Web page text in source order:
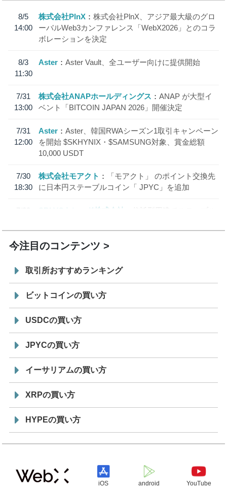
8/5
14:00
株式会社PlnX
株式会社PlnX、アジア最大級のグロ
ーバルWeb3カンファレンス「WebX2026」とのコラ
ボレーションを決定
8/3
11:30
Aster Aster Vault、全ユーザー向けに提供開始
7/31
13:00
株式会社ANAPホールディングス
ANAP が大型イ
ベント「BITCOIN JAPAN 2026」開催決定
7/31
12:00
Aster
Aster、韓国RWAシーズン1取引キャンペーン
を開始 $SKHYNIX・$SAMSUNG対象、賞金総額
10,000 USDT
7/30
18:30
株式会社モアクト
「モアクト」 のポイント交換先
に日本円ステーブルコイン「 JPYC」を追加
7/29
SBI VCトレード株式会社
信託型円建てステーブル
今注目のコンテンツ
取引所おすすめランキング
ビットコインの買い方
USDCの買い方
JPYCの買い方
イーサリアムの買い方
XRPの買い方
HYPEの買い方
iOS android YouTube